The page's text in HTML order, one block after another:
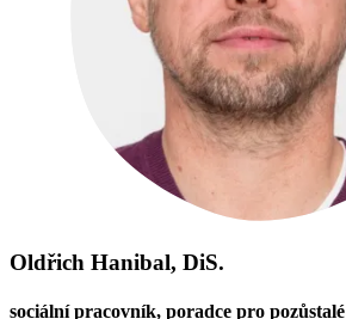
Oldřich Hanibal, DiS.
sociální pracovník, poradce pro pozůstalé